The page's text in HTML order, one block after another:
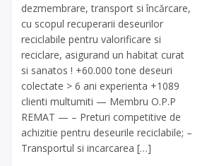
dezmembrare, transport si încărcare,
cu scopul recuperarii deseurilor
reciclabile pentru valorificare si
reciclare, asigurand un habitat curat
si sanatos ! +60.000 tone deseuri
colectate > 6 ani experienta +1089
clienti multumiti — Membru O.P.P
REMAT — – Preturi competitive de
achizitie pentru deseurile reciclabile; –
Transportul si incarcarea […]